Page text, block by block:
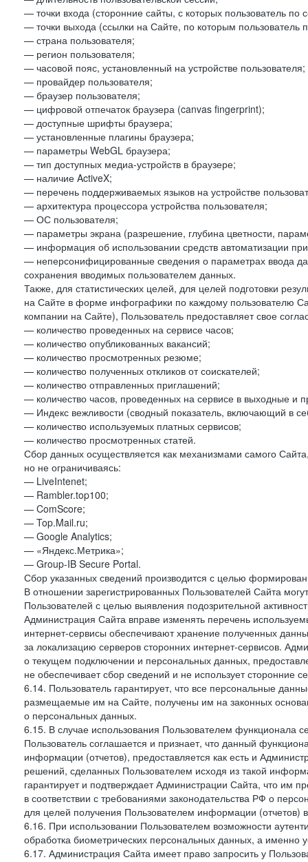
— точки входа (сторонние сайты, с которых пользователь по
— точки выхода (ссылки на Сайте, по которым пользователь
— страна пользователя;
— регион пользователя;
— часовой пояс, установленный на устройстве пользователя;
— провайдер пользователя;
— браузер пользователя;
— цифровой отпечаток браузера (canvas fingerprint);
— доступные шрифты браузера;
— установленные плагины браузера;
— параметры WebGL браузера;
— тип доступных медиа-устройств в браузере;
— наличие ActiveX;
— перечень поддерживаемых языков на устройстве
— архитектура процессора устройства пользователя;
— ОС пользователя;
— параметры экрана (разрешение, глубина цветности,
— информация об использовании средств автоматизации
— неперсонифицированные сведения о параметрах ввода
сохранения вводимых пользователем данных.
Также, для статистических целей, для целей подготовки
на Сайте в форме инфографики по каждому пользователю
компании на Сайте), Пользователь предоставляет свое
— количество проведенных на сервисе часов;
— количество опубликованных вакансий;
— количество просмотренных резюме;
— количество полученных откликов от соискателей;
— количество отправленных приглашений;
— количество часов, проведенных на сервисе в выходные и
— Индекс вежливости (сводный показатель, включающий в
— количество используемых платных сервисов;
— количество просмотренных статей.
Сбор данных осуществляется как механизмами самого
но не ограничиваясь:
— LiveIntenet;
— Rambler.top100;
— ComScore;
— Top.Mail.ru;
— Google Analytics;
— «Яндекс.Метрика»;
— Group-IB Secure Portal.
Сбор указанных сведений производится с целью
В отношении зарегистрированных Пользователей Сайта
Пользователей с целью выявления подозрительной
Администрация Сайта вправе изменять перечень
интернет-сервисы обеспечивают хранение полученных
за локализацию серверов сторонних интернет-сервисов.
о текущем подключении и персональных данных,
не обеспечивает сбор сведений и не использует
6.14. Пользователь гарантирует, что все персональные
размещаемые им на Сайте, получены им на законных
о персональных данных.
6.15. В случае использования Пользователем функционала
Пользователь соглашается и признает, что данный
информации (отчетов), предоставляется как есть и
решений, сделанных Пользователем исходя из такой
гарантирует и подтверждает Администрации Сайта, что им
в соответствии с требованиями законодательства РФ о
для целей получения Пользователем информации (отчетов)
6.16. При использовании Пользователем возможности
обработка биометрических персональных данных, а именно
6.17. Администрация Сайта имеет право запросить у